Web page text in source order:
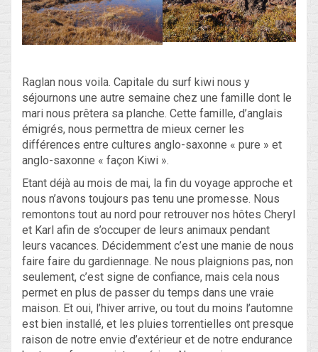
Raglan nous voila. Capitale du surf kiwi nous y
séjournons une autre semaine chez une famille dont le
mari nous prêtera sa planche. Cette famille, d’anglais
émigrés, nous permettra de mieux cerner les
différences entre cultures anglo-saxonne « pure » et
anglo-saxonne « façon Kiwi ».
Etant déjà au mois de mai, la fin du voyage approche et
nous n’avons toujours pas tenu une promesse. Nous
remontons tout au nord pour retrouver nos hôtes Cheryl
et Karl afin de s’occuper de leurs animaux pendant
leurs vacances. Décidemment c’est une manie de nous
faire faire du gardiennage. Ne nous plaignions pas, non
seulement, c’est signe de confiance, mais cela nous
permet en plus de passer du temps dans une vraie
maison. Et oui, l’hiver arrive, ou tout du moins l’automne
est bien installé, et les pluies torrentielles ont presque
raison de notre envie d’extérieur et de notre endurance